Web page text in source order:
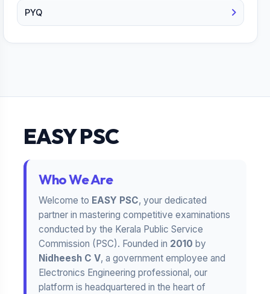
PYQ
EASY PSC
Who We Are
Welcome to EASY PSC, your dedicated
partner in mastering competitive examinations
conducted by the Kerala Public Service
Commission (PSC). Founded in 2010 by
Nidheesh C V, a government employee and
Electronics Engineering professional, our
platform is headquartered in the heart of